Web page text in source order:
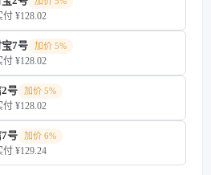
¥128.02
7号 加价 5%
¥128.02
号 加价 5%
¥128.02
号 加价 6%
¥129.24